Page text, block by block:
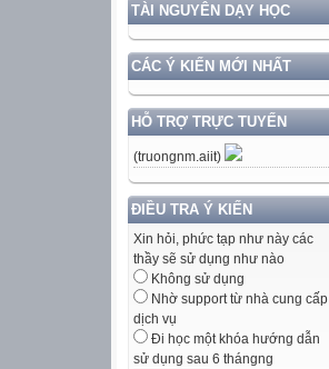
TÀI NGUYÊN DẠY HỌC
CÁC Ý KIẾN MỚI NHẤT
HỖ TRỢ TRỰC TUYẾN
(truongnm.aiit)
ĐIỀU TRA Ý KIẾN
Xin hỏi, phức tạp như này các
thầy sẽ sử dụng như nào
Không sử dụng
Nhờ support từ nhà cung cấp
dịch vụ
Đi học một khóa hướng dẫn
sử dụng sau 6 thángng